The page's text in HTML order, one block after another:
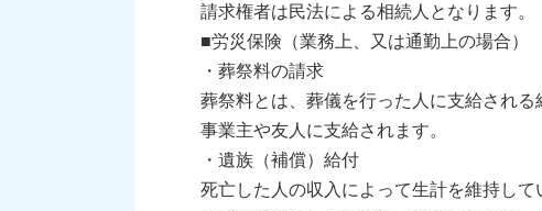
請求権者は民法による相続人となります。
■労災保険（業務上、又は通勤上の場合）
・葬祭料の請求
葬祭料とは、葬儀を行った人に支給され
事業主や友人に支給されます。
・遺族（補償）給付
死亡した人の収入によって生計を維持し